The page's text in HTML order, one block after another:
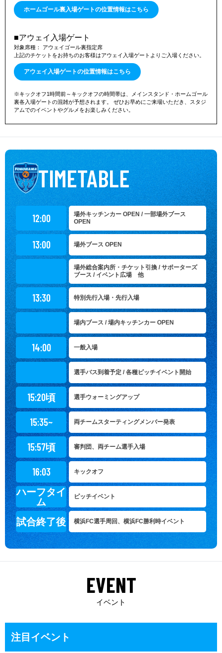
は、背後でボールを受けたり左サイドからのクロスに反応したり
と、フィニッシュまでもちこむことが求められています。ずっと
が試合を決める』意識をもって臨みます」
活躍の場は変わったが、誰よりも結果にこだわる姿勢は不変。
鈴木は今日も、目の前の勝利に向かって突き進む。
ホームゴール裏入場ゲートの位置情報はこちら
■アウェイ入場ゲート
対象席種： アウェイゴール裏指定席
上記のチケットをお持ちのお客様はアウェイ入場ゲートよりご入場ください。
アウェイ入場ゲートの位置情報はこちら
※キックオフ1時間前～キックオフの時間帯は、メインスタンド・ホームゴール
裏各入場ゲートの混雑が予想されます。 ぜひお早めにご来場いただき、スタジ
アムでのイベントやグルメをお楽しみください。
TIMETABLE
12:00
場外キッチンカー OPEN / 一部場外ブース
OPEN
13:00 場外ブース OPEN
場外総合案内所・チケット引換 / サポーターズ
ブース / イベント広場 他
13:30 特別先行入場・先行入場
場内ブース / 場内キッチンカー OPEN
14:00 一般入場
選手バス到着予定 / 各種ピッチイベント開始
15:20頃 選手ウォーミングアップ
15:35~ 両チームスターティングメンバー発表
15:57頃 審判団、両チーム選手入場
16:03 キックオフ
ハーフタイ
ム
ピッチイベント
試合終了後 横浜FC選手周回、横浜FC勝利時イベント
EVENT
イベント
注目イベント